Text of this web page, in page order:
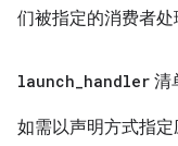
们被指定的消费者处
launch_handler 清
如需以声明方式指